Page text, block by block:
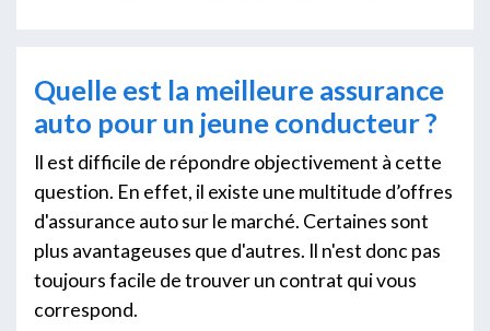
Quelle est la meilleure assurance
auto pour un jeune conducteur ?
Il est difficile de répondre objectivement à cette
question. En effet, il existe une multitude d’offres
d'assurance auto sur le marché. Certaines sont
plus avantageuses que d'autres. Il n'est donc pas
toujours facile de trouver un contrat qui vous
correspond.